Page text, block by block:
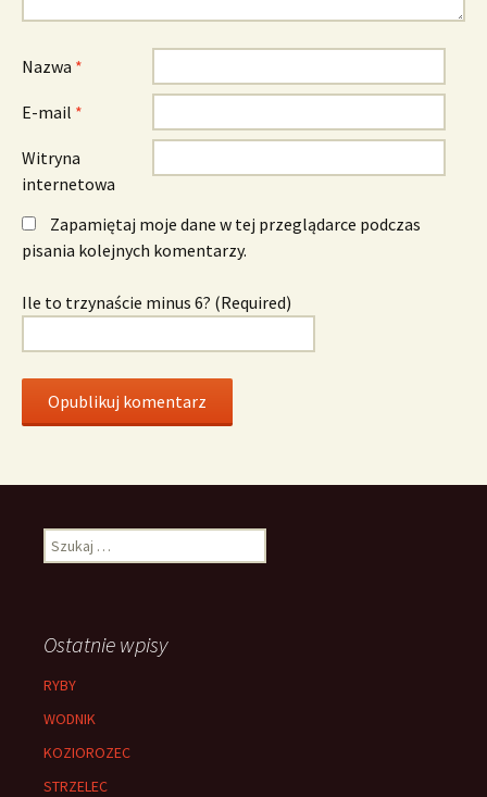
Nazwa *
E-mail *
Witryna
internetowa
Zapamiętaj moje dane w tej przeglądarce podczas
pisania kolejnych komentarzy.
Ile to trzynaście minus 6? (Required)
Szukaj:
Ostatnie wpisy
RYBY
WODNIK
KOZIOROZEC
STRZELEC